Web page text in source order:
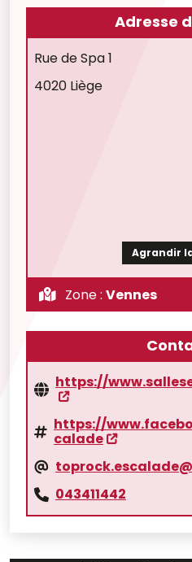
Adresse
Rue de Spa 1
4020 Liège
Agrandir
Zone : Vennes
https://
https://
calade
043411442